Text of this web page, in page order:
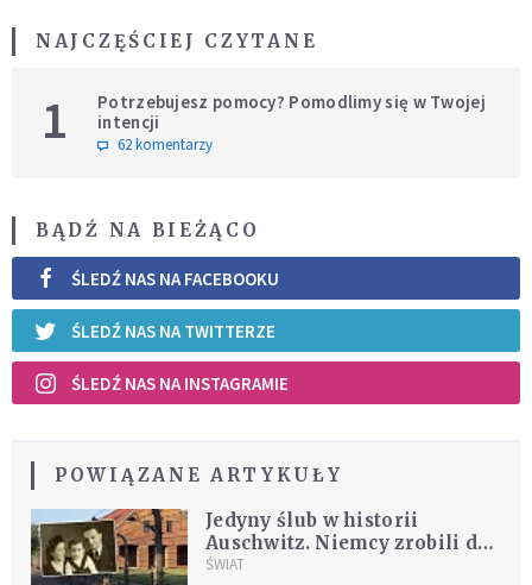
NAJCZĘŚCIEJ CZYTANE
1
Potrzebujesz pomocy? Pomodlimy się w Twojej
intencji
62 komentarzy
BĄDŹ NA BIEŻĄCO
ŚLEDŹ NAS NA FACEBOOKU
ŚLEDŹ NAS NA TWITTERZE
ŚLEDŹ NAS NA INSTAGRAMIE
POWIĄZANE ARTYKUŁY
Jedyny ślub w historii
Auschwitz. Niemcy zrobili dla
tej pary wyjątek
ŚWIAT